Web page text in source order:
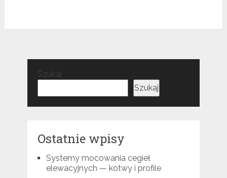
Szukaj
Szukaj
Ostatnie wpisy
Systemy mocowania cegieł
elewacyjnych — kotwy i profile